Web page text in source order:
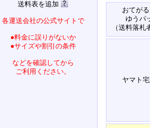
送料表を追加
各運送会社の公式サイトで
●料金に誤りがないか
●サイズや割引の条件
などを確認してから
ご利用ください。
おてが
ゆうパ
（送料落札
ヤマト